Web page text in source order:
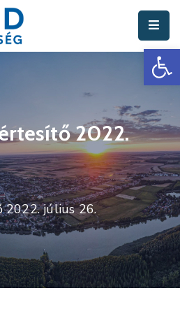
2022.
2022. július 26.